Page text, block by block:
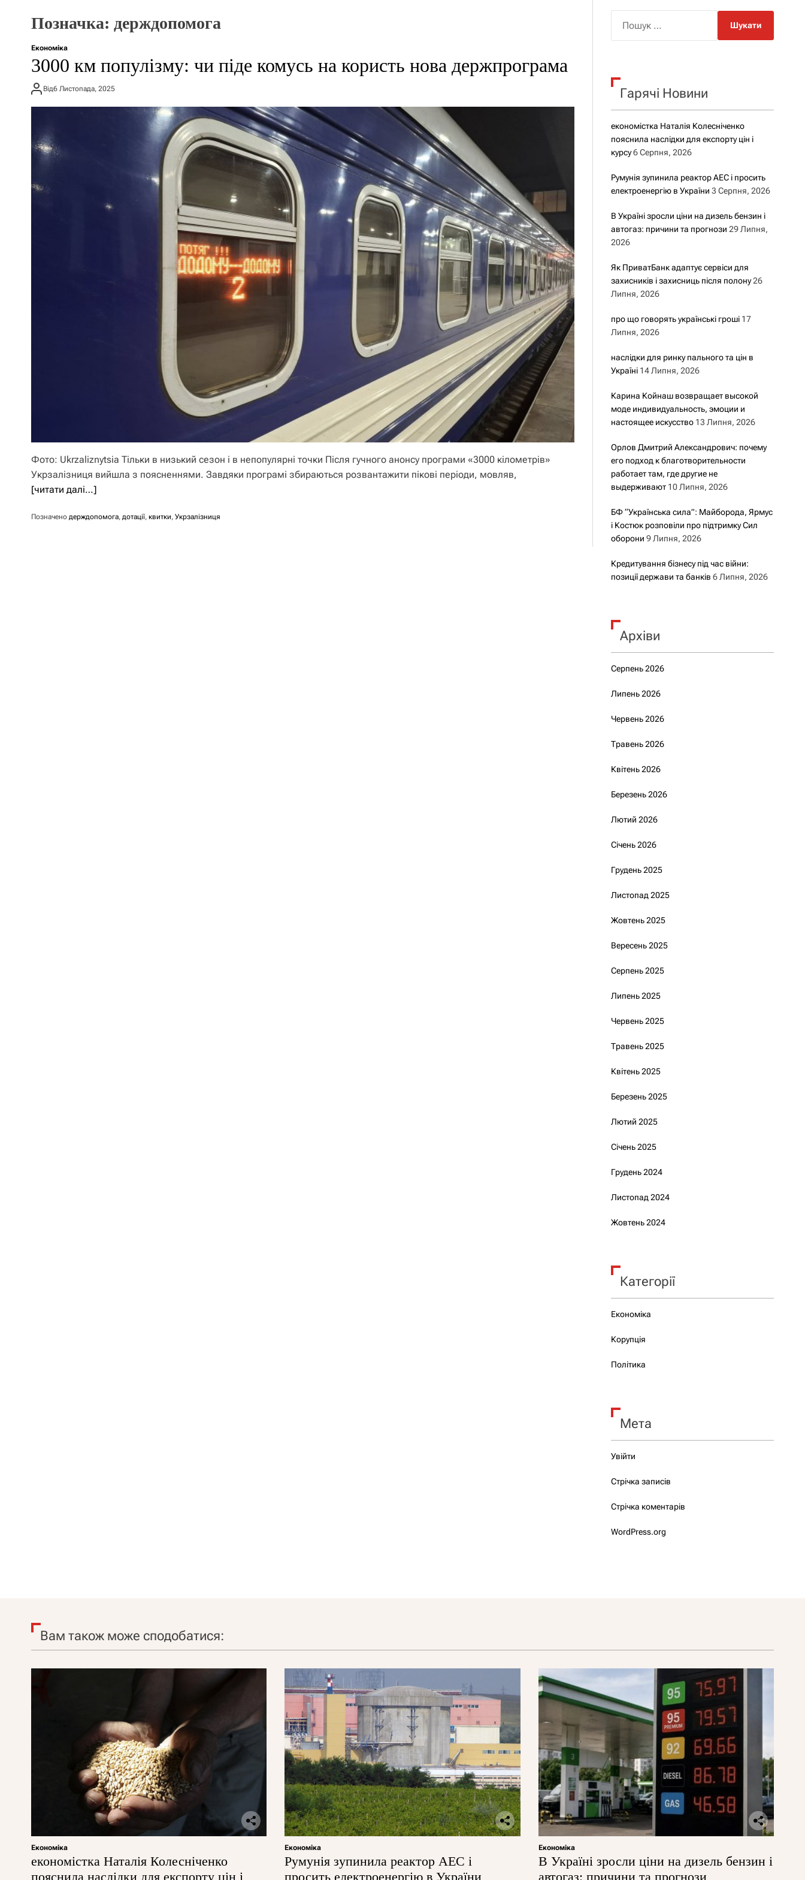
р
о
у
Позначка: держдопомога
Економіка
3000 км популізму: чи піде комусь на користь нова держпрограма
Від6 Листопада, 2025
Фото: Ukrzaliznytsia Тільки в низький сезон і в непопулярні точки Після гучного анонсу програми «3000 кілометрів»
Укрзалізниця вийшла з поясненнями. Завдяки програмі збираються розвантажити пікові періоди, мовляв,
[читати далі…]
Позначено держдопомога, дотації, квитки, Укрзалізниця
к
Гарячі Новини
економістка Наталія Колесніченко
пояснила наслідки для експорту цін і
курсу 6 Серпня, 2026
Румунія зупинила реактор АЕС і просить
електроенергію в України 3 Серпня, 2026
В Україні зросли ціни на дизель бензин і
автогаз: причини та прогнози 29 Липня,
2026
Як ПриватБанк адаптує сервіси для
захисників і захисниць після полону 26
Липня, 2026
про що говорять українські гроші 17
Липня, 2026
наслідки для ринку пального та цін в
Україні 14 Липня, 2026
Карина Койнаш возвращает высокой
моде индивидуальность, эмоции и
настоящее искусство 13 Липня, 2026
Орлов Дмитрий Александрович: почему
его подход к благотворительности
работает там, где другие не
выдерживают 10 Липня, 2026
БФ “Українська сила”: Майборода, Ярмус
і Костюк розповіли про підтримку Сил
оборони 9 Липня, 2026
Кредитування бізнесу під час війни:
позиції держави та банків 6 Липня, 2026
Архіви
Серпень 2026
Липень 2026
Червень 2026
Травень 2026
Квітень 2026
Березень 2026
Лютий 2026
Січень 2026
Грудень 2025
Листопад 2025
Жовтень 2025
Вересень 2025
Серпень 2025
Липень 2025
Червень 2025
Травень 2025
Квітень 2025
Березень 2025
Лютий 2025
Січень 2025
Грудень 2024
Листопад 2024
Жовтень 2024
Категорії
Економіка
Корупція
Політика
Мета
Увійти
Стрічка записів
Стрічка коментарів
WordPress.org
Вам також може сподобатися:
Економіка
економістка Наталія Колесніченко
пояснила наслідки для експорту цін і
Економіка
Румунія зупинила реактор АЕС і
просить електроенергію в України
Економіка
В Україні зросли ціни на дизель бензин і
автогаз: причини та прогнози